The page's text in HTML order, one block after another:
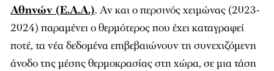
Αθηνών (Ε.Α.Α.). Αν και ο περσινός χειμώνας (2023-
2024) παραμένει ο θερμότερος που έχει καταγραφεί
ποτέ, τα νέα δεδομένα επιβεβαιώνουν τη συνεχιζόμενη
άνοδο της μέσης θερμοκρασίας στη χώρα, σε μια τάση